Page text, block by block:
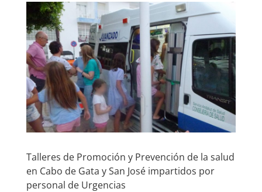
Talleres de Promoción y Prevención de la salud
en Cabo de Gata y San José impartidos por
personal de Urgencias